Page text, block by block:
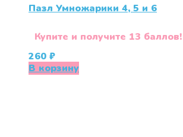
Пазл Умножарики 4, 5 и 6
Купите и получите 13 баллов!
260 ₽
В корзину